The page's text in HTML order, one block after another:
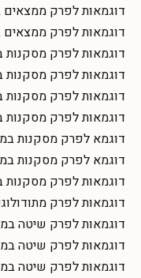
דוגמאות לפרק
דוגמאות לפרק ממצאים
דוגמאות לפרק מסקנות
דוגמאות לפרק מסקנות
דוגמאות לפרק
דוגמאות לפרק מסקנות
דוגמא לפרק מסקנות
דוגמא לפרק מסקנות
דוגמאות לפרק מסקנות
דוגמאות לפרק
דוגמאות לפרק שיטה
דוגמאות לפרק שיטה
דוגמאות לפרק שיטה